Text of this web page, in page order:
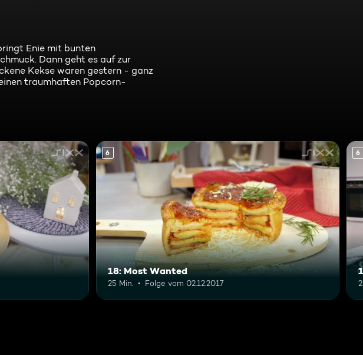
Enie mit bunten
Dann geht es auf zur
Kekse waren gestern - ganz
traumhaften Popcorn-
6
18: Most Wanted
25 Min. Folge vom 02.12.2017
6